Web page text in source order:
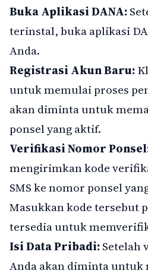
Buka Aplikasi DANA:
terinstal, buka aplikasi
Anda.
Registrasi Akun Baru:
untuk memulai proses
akan diminta untuk
ponsel yang aktif.
Verifikasi Nomor
mengirimkan kode
SMS ke nomor ponsel
Masukkan kode tersebut
tersedia untuk
Isi Data Pribadi:Setelah
Anda akan diminta untuk